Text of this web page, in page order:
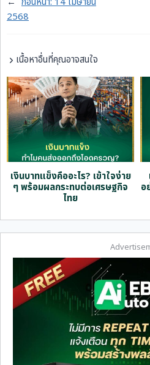
2568
เนื้อหาอื่นที่คุณอาจสนใจ
เงินบาทแข็งคืออะไร? เข้าใจง่าย
ๆ พร้อมผลกระทบต่อเศรษฐกิจ
ไทย
อ